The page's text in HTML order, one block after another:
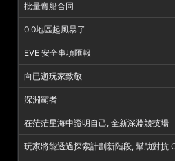
批量賣船合同
0.0地區起風暴了
EVE 安全事項匯報
向已逝玩家致敬
深淵霸者
在茫茫星海中證明自己, 全新深淵競技場
玩家將能透過探索計劃新階段, 幫助對抗